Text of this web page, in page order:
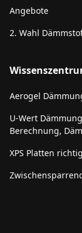
Angebote
2. Wahl
Aerogel
U-Wert
Berechnung,
XPS Platten